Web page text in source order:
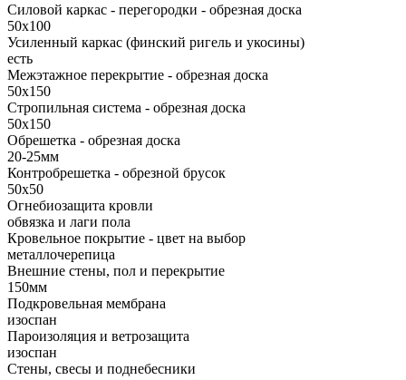
Силовой каркас - перегородки - обрезная доска
50х100
Усиленный каркас (финский ригель и укосины)
есть
Межэтажное перекрытие - обрезная доска
50х150
Стропильная система - обрезная доска
50х150
Обрешетка - обрезная доска
20-25мм
Контробрешетка - обрезной брусок
50x50
Огнебиозащита кровли
обвязка и лаги пола
Кровельное покрытие - цвет на выбор
металлочерепица
Внешние стены, пол и перекрытие
150мм
Подкровельная мембрана
изоспан
Пароизоляция и ветрозащита
изоспан
Стены, свесы и поднебесники